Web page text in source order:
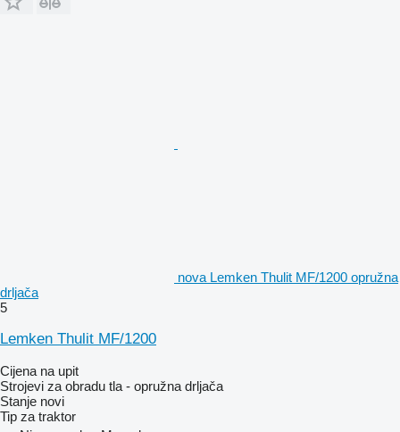
nova Lemken Thulit MF/1200 opružna
drljača
5
Lemken Thulit MF/1200
Cijena na upit
Strojevi za obradu tla - opružna drljača
Stanje novi
Tip za traktor